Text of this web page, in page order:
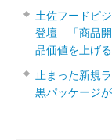
土佐フードビ
登壇 「商品開
品価値を上げる
止まった新規
黒パッケージ